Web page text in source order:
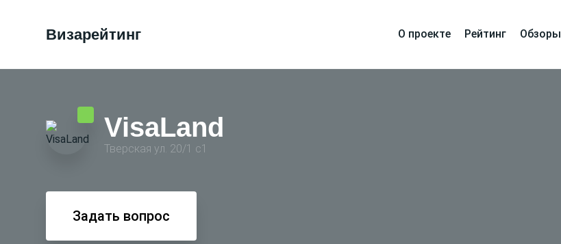
Визарейтинг О проекте Рейтинг Обзоры
VisaLand
Тверская ул. 20/1 с1
Задать вопрос